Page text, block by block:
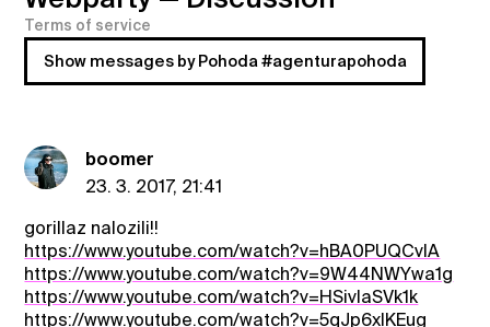
Terms of service
Show messages by Pohoda #agenturapohoda
boomer
23. 3. 2017, 21:41
gorillaz nalozili!!
https://www.youtube.com/watch?v=hBA0PUQCvIA
https://www.youtube.com/watch?v=9W44NWYwa1g
https://www.youtube.com/watch?v=HSivlaSVk1k
https://www.youtube.com/watch?v=5qJp6xlKEug